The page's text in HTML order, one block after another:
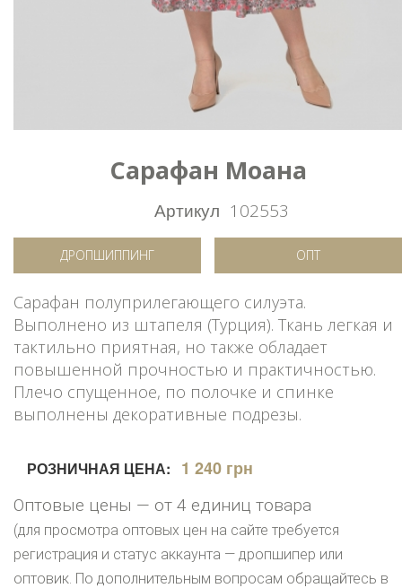
Сарафан Моана
Артикул 102553
ДРОПШИППИНГ ОПТ
Сарафан полуприлегающего силуэта.
Выполнено из штапеля (Турция). Ткань легкая и
тактильно приятная, но также обладает
повышенной прочностью и практичностью.
Плечо спущенное, по полочке и спинке
выполнены декоративные подрезы.
РОЗНИЧНАЯ ЦЕНА: 1 240 грн
Оптовые цены — от 4 единиц товара
(для просмотра оптовых цен на сайте требуется
регистрация и статус аккаунта — дропшипер или
оптовик. По дополнительным вопросам обращайтесь в